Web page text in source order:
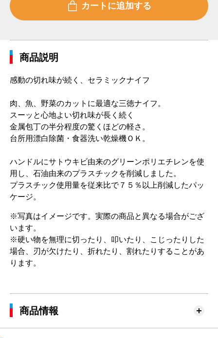
商品説明
感動の切れ味が続く、セラミックナイフ
肉、魚、野菜のカットに最適な三徳ナイフ。
スーッと心地よい切れ味が長く続く
金属包丁の半分程度の驚くほどの軽さ。
台所用漂白除菌・食器洗い乾燥機ＯＫ。
ハンドルにサトウキビ由来のグリーンポリエチレンを使
用し、石油由来のプラスチックを削減しました。
プラスチック使用量を従来比で７５％以上削減したパッ
ケージ。
※写真はイメージです。実際の商品と異なる場合がござ
います。
※硬い物を無理に切ったり、叩いたり、こじったりした
場合、刃が欠けたり、折れたり、割れたりすることがあ
ります。
商品情報